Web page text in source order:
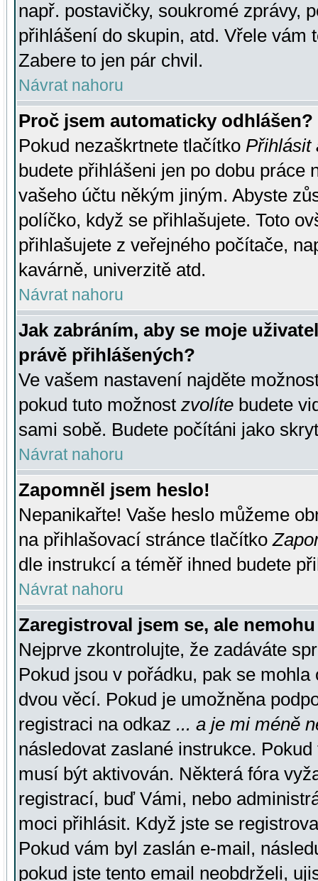
např. postavičky, soukromé zprávy,
přihlášení do skupin, atd. Vřele vám
Zabere to jen pár chvil.
Návrat nahoru
Proč jsem automaticky odhlášen?
Pokud nezaškrtnete tlačítko Přihlásit
budete přihlášeni jen po dobu práce
vašeho účtu někým jiným. Abyste
políčko, když se přihlašujete. Toto
přihlašujete z veřejného počítače,
kavárně, univerzitě atd.
Návrat nahoru
Jak zabráním, aby se moje
právě přihlášených?
Ve vašem nastavení najděte
pokud tuto možnost zvolíte budete
sami sobě. Budete počítáni jako
Návrat nahoru
Zapomněl jsem heslo!
Nepanikařte! Vaše heslo můžeme
na přihlašovací stránce tlačítko
dle instrukcí a téměř ihned budete
Návrat nahoru
Zaregistroval jsem se, ale
Nejprve zkontrolujte, že zadáváte
Pokud jsou v pořádku, pak se
dvou věcí. Pokud je umožněna
registraci na odkaz ... a je mi méně
následovat zaslané instrukce.
musí být aktivován. Některá fóra
registrací, buď Vámi, nebo
moci přihlásit. Když jste se
Pokud vám byl zaslán e-mail,
pokud jste tento email neobdrželi,